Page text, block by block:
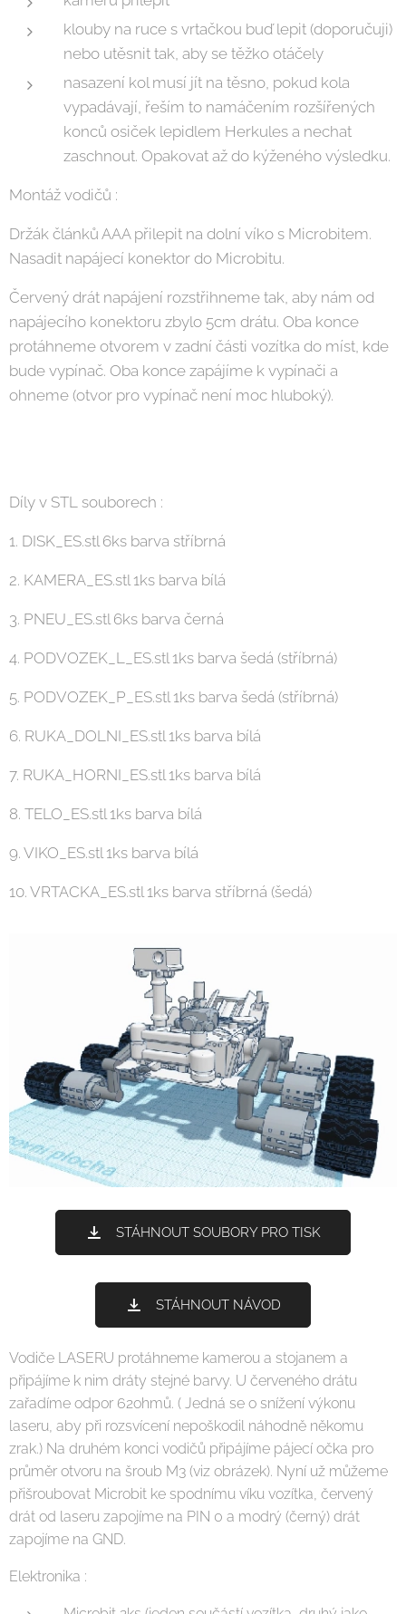
klouby na ruce s vrtačkou buď lepit (doporučuji)
nebo utěsnit tak, aby se těžko otáčely
nasazení kol musí jít na těsno, pokud kola
vypadávají, řeším to namáčením rozšířených
konců osiček lepidlem Herkules a nechat
zaschnout. Opakovat až do kýženého výsledku.
Montáž vodičů :
Držák článků AAA přilepit na dolní víko s Microbitem.
Nasadit napájecí konektor do Microbitu.
Červený drát napájení rozstřihneme tak, aby nám od
napájecího konektoru zbylo 5cm drátu. Oba konce
protáhneme otvorem v zadní části vozítka do míst, kde
bude vypínač. Oba konce zapájíme k vypínači a
ohneme (otvor pro vypínač není moc hluboký).
Díly v STL souborech :
1. DISK_ES.stl 6ks barva stříbrná
2. KAMERA_ES.stl 1ks barva bílá
3. PNEU_ES.stl 6ks barva černá
4. PODVOZEK_L_ES.stl 1ks barva šedá (stříbrná)
5. PODVOZEK_P_ES.stl 1ks barva šedá (stříbrná)
6. RUKA_DOLNI_ES.stl 1ks barva bílá
7. RUKA_HORNI_ES.stl 1ks barva bílá
8. TELO_ES.stl 1ks barva bílá
9. VIKO_ES.stl 1ks barva bílá
10. VRTACKA_ES.stl 1ks barva stříbrná (šedá)
STÁHNOUT SOUBORY PRO TISK
STÁHNOUT NÁVOD
Vodiče LASERU protáhneme kamerou a stojanem a
připájíme k nim dráty stejné barvy. U červeného drátu
zařadíme odpor 62ohmů. ( Jedná se o snížení výkonu
laseru, aby při rozsvícení nepoškodil náhodně někomu
zrak.) Na druhém konci vodičů připájíme pájecí očka pro
průměr otvoru na šroub M3 (viz obrázek). Nyní už můžeme
přišroubovat Microbit ke spodnímu víku vozítka, červený
drát od laseru zapojíme na PIN 0 a modrý (černý) drát
zapojíme na GND.
Elektronika :